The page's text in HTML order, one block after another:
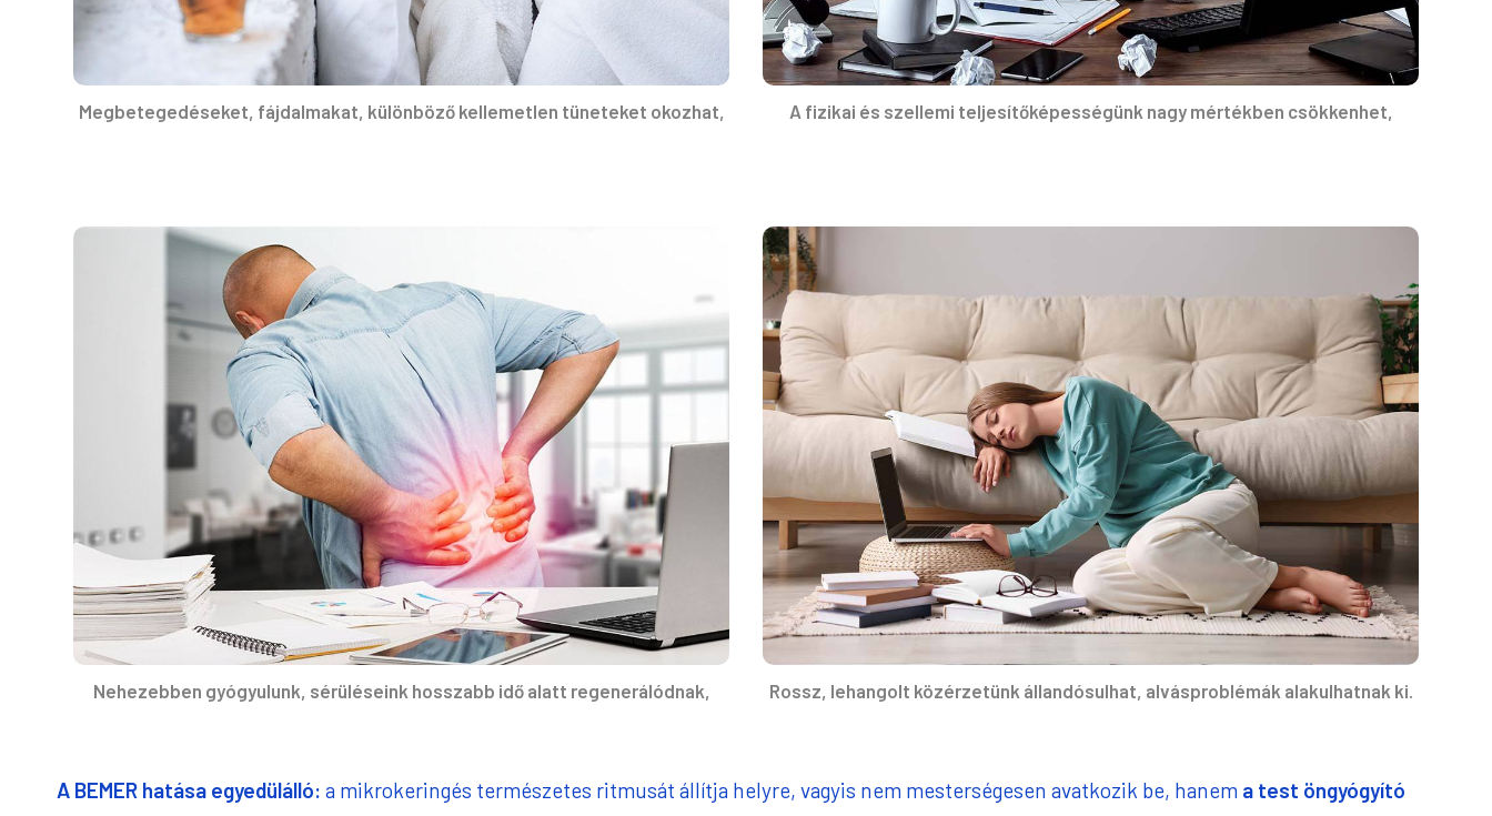
Megbetegedéseket, fájdalmakat, különböző kellemetlen tüneteket okozhat, A fizikai és szellemi teljesítőképességünk nagy mértékben csökkenhet,
Nehezebben gyógyulunk, sérüléseink hosszabb idő alatt regenerálódnak, Rossz, lehangolt közérzetünk állandósulhat, alvásproblémák alakulhatnak ki.
A BEMER hatása egyedülálló: a mikrokeringés természetes ritmusát állítja helyre, vagyis nem mesterségesen avatkozik be, hanem a test öngyógyító